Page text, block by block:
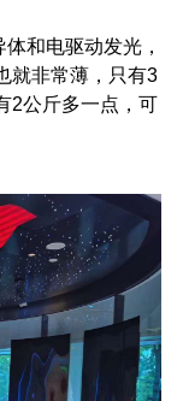
和电驱动发光，
就非常薄，只有3
2公斤多一点，可